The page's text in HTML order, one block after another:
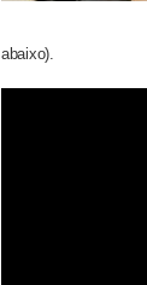
abaixo).